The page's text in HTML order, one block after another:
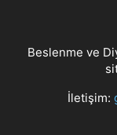
Beslenme ve
İletişim: